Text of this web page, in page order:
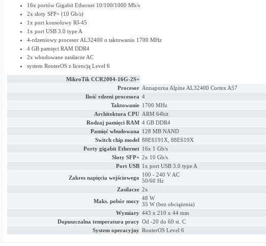
16x portów Gigabit Ethernet 10/100/1000 Mb/s
2x sloty SFP+ (10 Gb/s)
1x port konsolowy RJ-45
1x port USB 3.0 type A
4-rdzeniowy procesor AL32400 o taktowaniu 1700 MHz
4 GB pamięci RAM DDR4
2x wbudowane zasilacze AC
system RouterOS z licencją Level 6
MikroTik CCR2004-16G-2S+
Procesor Annapurna Alpine AL32400 Cortex A57
Ilość rdzeni procesora 4
Taktowanie 1700 MHz
Architektura CPU ARM 64bit
Rodzaj pamięci RAM 4 GB DDR4
Pamięć wbudowana 128 MB NAND
Switch chip model 88E6191X, 88E619X
Porty gigabit Ethernet 16x 1 Gb/s
Sloty SFP+ 2x 10 Gb/s
Port USB 1x port USB 3.0 type A
Zakres napięcia wejściowego 100 - 240 V AC
50/60 Hz
Zasilacze 2x
Maks. pobór mocy 48 W
35 W (bez obciążenia)
Wymiary 443 x 210 x 44 mm
Dopuszczalna temperatura pracy Od -20 do 60 st. C
System operacyjny RouterOS Level 6